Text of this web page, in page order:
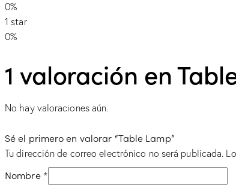
0%
1 star
0%
1 valoración en
No hay valoraciones aún.
Sé el primero en valorar “Table Lamp”
Tu dirección de correo electrónico no será publicada.
Nombre *